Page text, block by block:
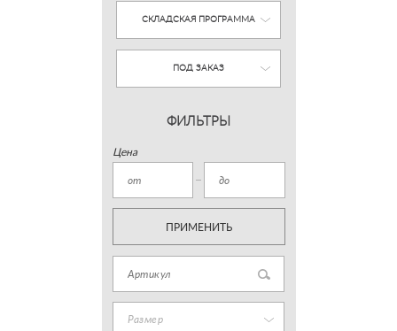
СКЛАДСКАЯ ПРОГРАММА
ПОД ЗАКАЗ
ФИЛЬТРЫ
Цена
ПРИМЕНИТЬ
Размер